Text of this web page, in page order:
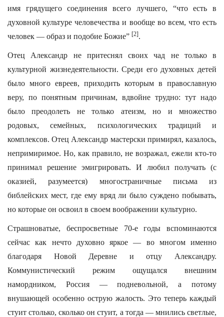
имя грядущего соединения всего лучшего, “что есть в
духовной культуре человечества и вообще во всем, что есть
человек — образ и подобие Божие” [2].
Отец Александр не притеснял своих чад не только в
культурной жизнедеятельности. Среди его духовных детей
было много евреев, приходить которым в православную
веру, по понятным причинам, вдвойне трудно: тут надо
было преодолеть не только атеизм, но и множество
родовых, семейных, психологических традиций и
комплексов. Отец Александр мастерски примирял, казалось,
непримиримое. Но, как правило, не возражал, ежели кто-то
принимал решение эмигрировать. И любил получать (с
оказией, разумеется) многостраничные письма из
библейских мест, где ему вряд ли было суждено побывать,
но которые он освоил в своем воображении культурно.
Страшноватые, беспросветные 70-е годы вспоминаются
сейчас как нечто духовно яркое — во многом именно
благодаря Новой Деревне и отцу Александру.
Коммунистический режим ощущался внешним
намордником, Россия — подневольной, а потому
внушающей особенно острую жалость. Это теперь каждый
стуит столько, сколько он стуит, а тогда — мнились светлые,